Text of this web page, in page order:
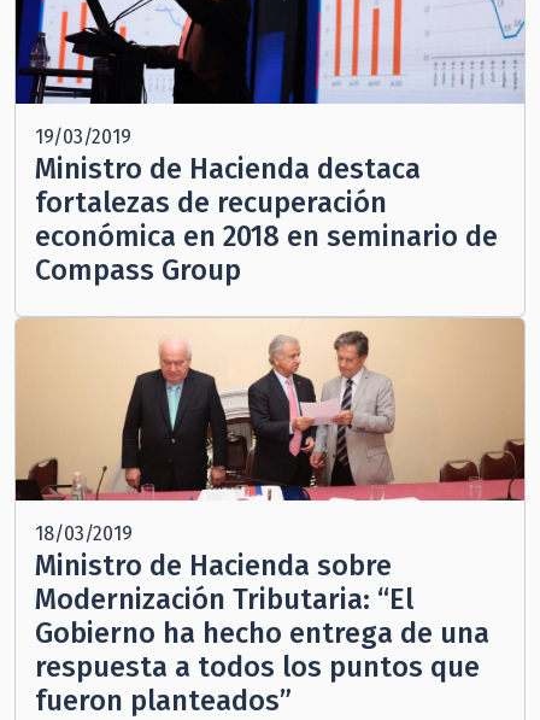
19/03/2019
Ministro de Hacienda destaca
fortalezas de recuperación
económica en 2018 en seminario de
Compass Group
18/03/2019
Ministro de Hacienda sobre
Modernización Tributaria: “El
Gobierno ha hecho entrega de una
respuesta a todos los puntos que
fueron planteados”